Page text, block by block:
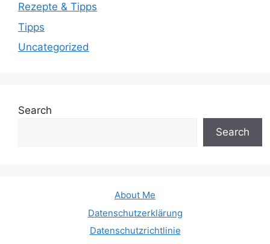
Rezepte & Tipps
Tipps
Uncategorized
Search
Search
About Me
Datenschutzerklärung
Datenschutzrichtlinie